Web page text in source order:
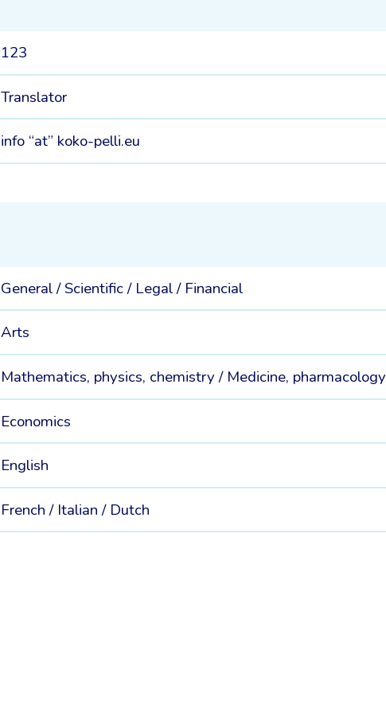
123
Translator
info “at” koko-pelli.eu
General /Scientific / Legal / Financial
Arts
Mathematics, physics, chemistry / Medicine, pharmacology
Economics
English
French / Italian / Dutch